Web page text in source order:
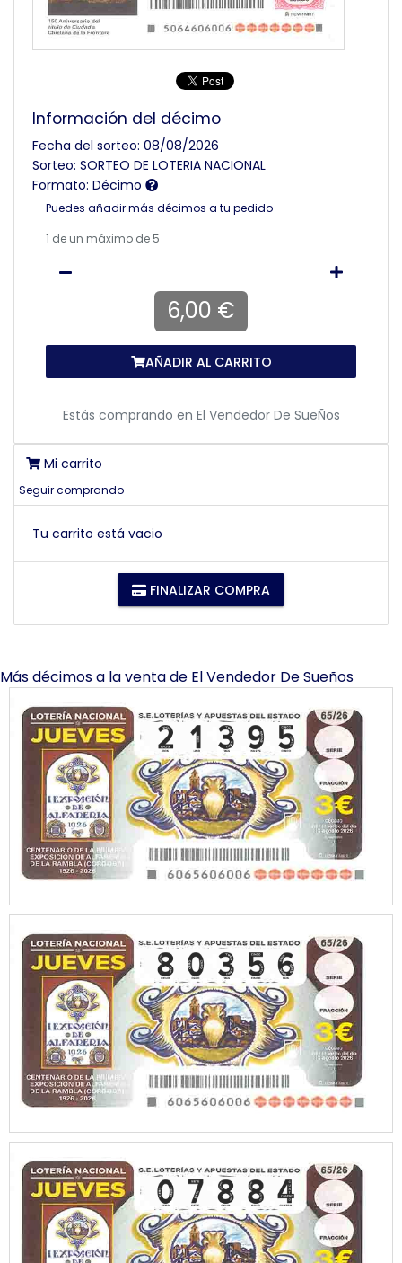
Información del décimo
Fecha del sorteo: 08/08/2026
Sorteo: SORTEO DE LOTERIA NACIONAL
Formato: Décimo
Puedes añadir más décimos a tu pedido
1 de un máximo de 5
6,00 €
AÑADIR AL CARRITO
Estás comprando en El Vendedor De SueÑos
Mi carrito
Seguir comprando
Tu carrito está vacio
FINALIZAR COMPRA
Más décimos a la venta de El Vendedor De Sueños